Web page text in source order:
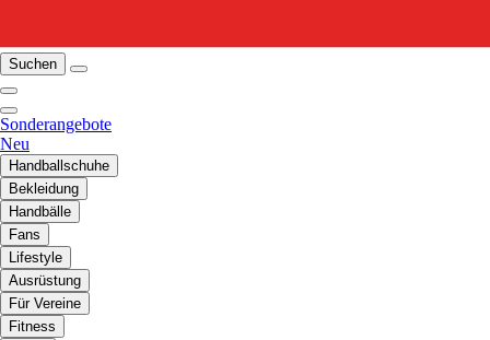
Suchen
Sonderangebote
Neu
Handballschuhe
Bekleidung
Handbälle
Fans
Lifestyle
Ausrüstung
Für Vereine
Fitness